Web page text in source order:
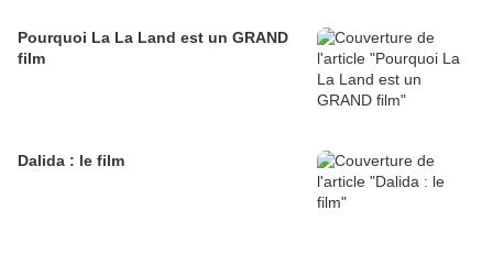
Pourquoi La La Land est un GRAND
film
Dalida : le film